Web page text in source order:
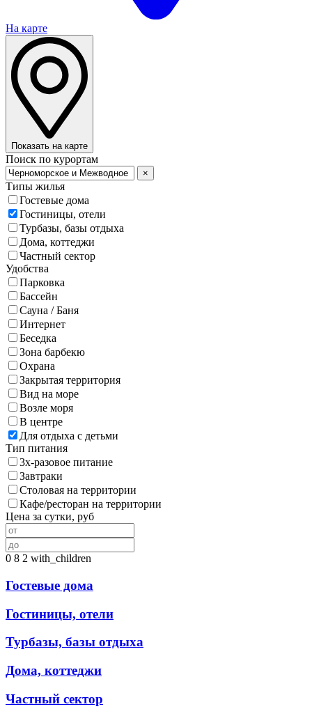
На карте
Показать на карте
Поиск по курортам
×
Типы жилья
Гостевые дома
Гостиницы, отели
Турбазы, базы отдыха
Дома, коттеджи
Частный сектор
Удобства
Парковка
Бассейн
Сауна / Баня
Интернет
Беседка
Зона барбекю
Охрана
Закрытая территория
Вид на море
Возле моря
В центре
Для отдыха с детьми
Тип питания
3х-разовое питание
Завтраки
Столовая на территории
Кафе/ресторан на территории
Цена за сутки, руб
0 8 2 with_children
Гостевые дома
Гостиницы, отели
Турбазы, базы отдыха
Дома, коттеджи
Частный сектор